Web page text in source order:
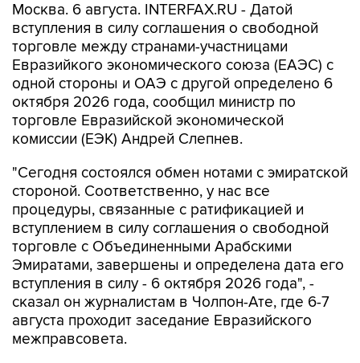
Москва. 6 августа. INTERFAX.RU - Датой
вступления в силу соглашения о свободной
торговле между странами-участницами
Евразийкого экономического союза (ЕАЭС) с
одной стороны и ОАЭ с другой определено 6
октября 2026 года, сообщил министр по
торговле Евразийской экономической
комиссии (ЕЭК) Андрей Слепнев.
"Сегодня состоялся обмен нотами с эмиратской
стороной. Соответственно, у нас все
процедуры, связанные с ратификацией и
вступлением в силу соглашения о свободной
торговле с Объединенными Арабскими
Эмиратами, завершены и определена дата его
вступления в силу - 6 октября 2026 года", -
сказал он журналистам в Чолпон-Ате, где 6-7
августа проходит заседание Евразийского
межправсовета.